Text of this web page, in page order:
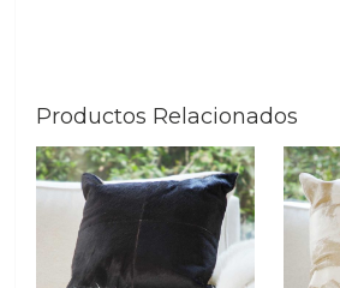
Productos Relacionados